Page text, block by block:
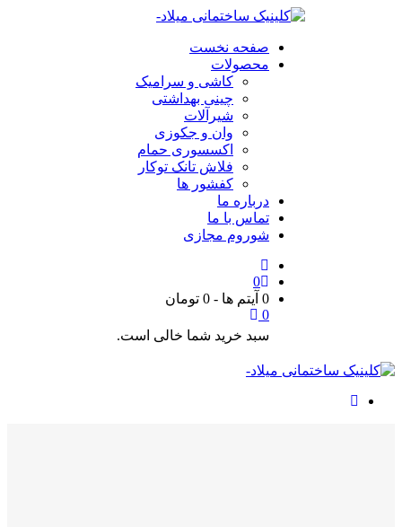
صفحه نخست
محصولات
کاشی و سرامیک
چینی بهداشتی
شیرآلات
وان و جکوزی
اکسسوری حمام
فلاش تانک توکار
کفشور ها
درباره ما
تماس با ما
شوروم مجازی
0
0 آیتم ها
-
0 تومان
0
سبد خرید شما خالی است.